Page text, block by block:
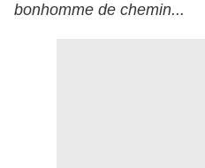
bonhomme de chemin...